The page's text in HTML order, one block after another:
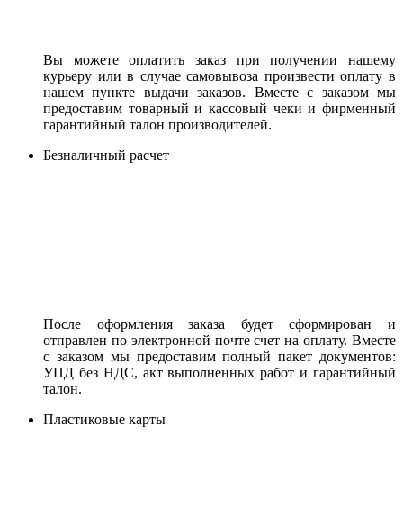
Вы можете оплатить заказ при получении нашему
курьеру или в случае самовывоза произвести оплату в
нашем пункте выдачи заказов. Вместе с заказом мы
предоставим товарный и кассовый чеки и фирменный
гарантийный талон производителей.
Безналичный расчет
После оформления заказа будет сформирован и
отправлен по электронной почте счет на оплату. Вместе
с заказом мы предоставим полный пакет документов:
УПД без НДС, акт выполненных работ и гарантийный
талон.
Пластиковые карты